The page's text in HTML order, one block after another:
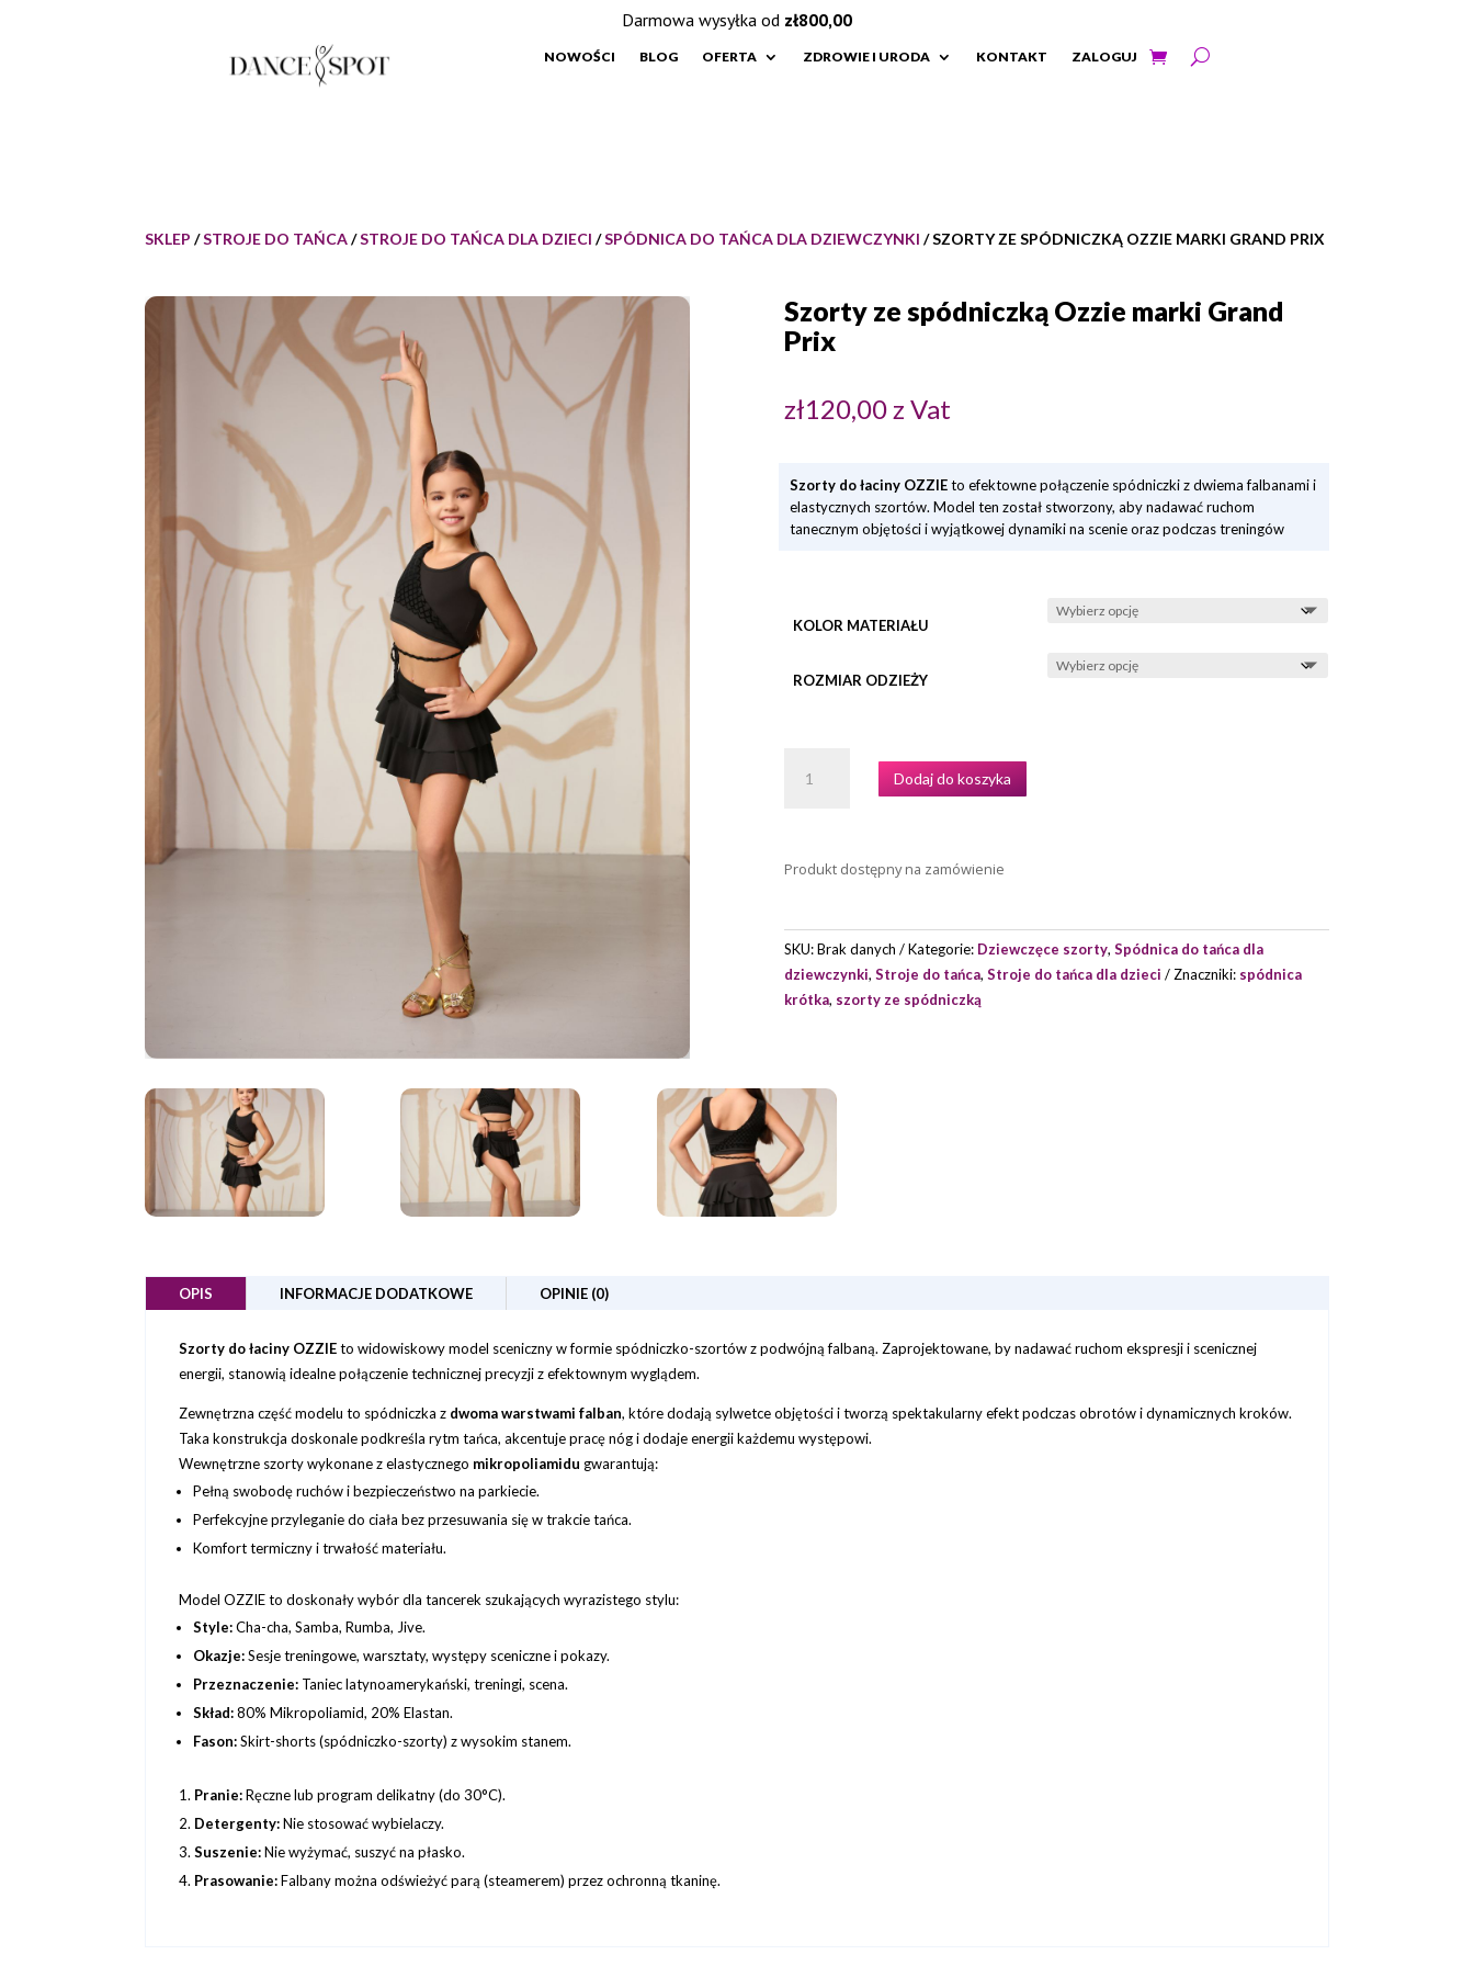
NOWOŚCI BLOG OFERTA ZDROWIE I URODA KONTAKT ZALOGUJ
SKLEP /STROJE DO TAŃCA/STROJE DO TAŃCA DLA DZIECI /SPÓDNICA DO TAŃCA DLA DZIEWCZYNKI / SZORTY ZE SPÓDNICZKĄ OZZIE MARKI GRAND PRIX
Szorty ze spódniczką Ozzie marki Grand
Prix
zł120,00z Vat
Szorty do łaciny OZZIEto efektowne połączenie spódniczki z dwiema falbanami i
elastycznych szortów. Model ten został stworzony, aby nadawać ruchom
tanecznym objętości i wyjątkowej dynamiki na scenie oraz podczas treningów
KOLOR MATERIAŁU
ROZMIAR ODZIEŻY
SZORTY
OZZIE
PRIX
Dodaj do koszyka
Produkt dostępny na zamówienie
SKU:Brak danych Kategorie: Dziewczęce szorty,Spódnica do tańca dla
dziewczynki,Stroje do tańca,Stroje do tańca dla dzieci Znaczniki: spódnica
krótka, szorty ze spódniczką
OPIS INFORMACJE DODATKOWE OPINIE (0)
Szorty do łaciny OZZIEto widowiskowy model sceniczny w formie spódniczko-szortów z podwójną falbaną. Zaprojektowane, by nadawać ruchom ekspresji i scenicznej
energii, stanowią idealne połączenie technicznej precyzji z efektownym wyglądem.
Zewnętrzna część modelu to spódniczka z dwoma warstwami falban, które dodają sylwetce objętości i tworzą spektakularny efekt podczas obrotów i dynamicznych kroków.
Taka konstrukcja doskonale podkreśla rytm tańca, akcentuje pracę nóg i dodaje energii każdemu występowi.
Wewnętrzne szorty wykonane z elastycznego mikropoliamidu gwarantują:
Pełną swobodę ruchów i bezpieczeństwo na parkiecie.
Perfekcyjne przyleganie do ciała bez przesuwania się w trakcie tańca.
Komfort termiczny i trwałość materiału.
Model OZZIE to doskonały wybór dla tancerek szukających wyrazistego stylu:
Style:Cha-cha, Samba, Rumba, Jive.
Okazje:Sesje treningowe, warsztaty, występy sceniczne i pokazy.
Przeznaczenie: Taniec latynoamerykański, treningi, scena.
Skład:80% Mikropoliamid, 20% Elastan.
Fason:Skirt-shorts (spódniczko-szorty) z wysokim stanem.
Pranie:Ręczne lub program delikatny (do 30°C).
Detergenty:Nie stosować wybielaczy.
Suszenie:Nie wyżymać, suszyć na płasko.
Prasowanie:Falbany można odświeżyć parą (steamerem) przez ochronną tkaninę.
Darmowa wysyłka od zł800,00